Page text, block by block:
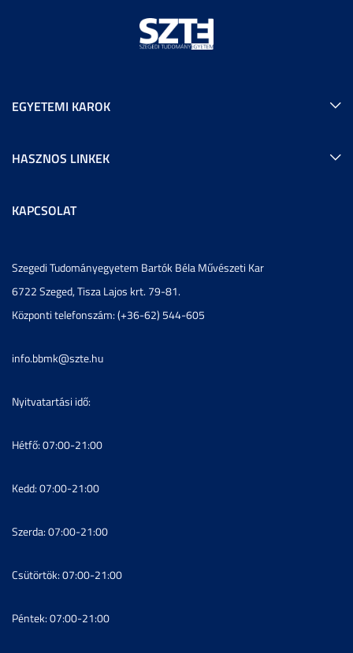
EGYETEMI KAROK
HASZNOS LINKEK
KAPCSOLAT
Szegedi Tudományegyetem Bartók Béla Művészeti Kar
6722 Szeged, Tisza Lajos krt. 79-81.
Központi telefonszám: (+36-62) 544-605
info.bbmk@szte.hu
Nyitvatartási idő:
Hétfő: 07:00-21:00
Kedd: 07:00-21:00
Szerda: 07:00-21:00
Csütörtök: 07:00-21:00
Péntek: 07:00-21:00